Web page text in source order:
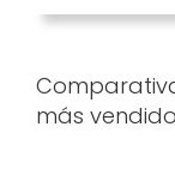
más